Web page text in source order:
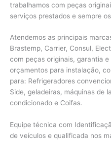
trabalhamos com peças
serviços prestados e sempre
Atendemos as principais
Brastemp, Carrier, Consul,
com peças originais, garantia
orçamentos para instalação,
para: Refrigeradores
Side, geladeiras, máquinas de
condicionado e Coifas.
Equipe técnica com
de veículos e qualificada nos